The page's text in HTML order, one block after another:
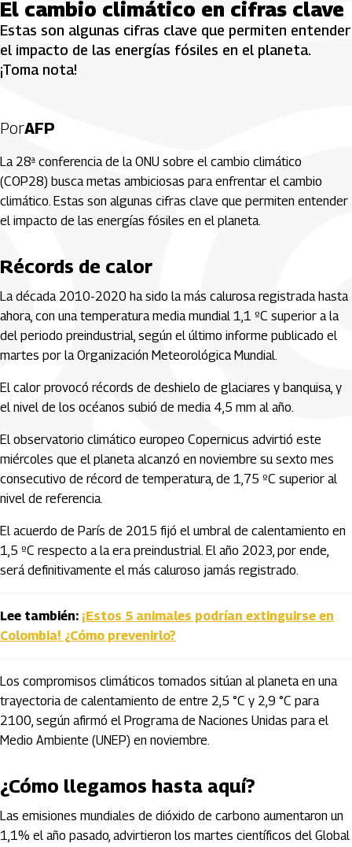
El cambio climático en cifras clave
Estas son algunas cifras clave que permiten entender
el impacto de las energías fósiles en el planeta.
¡Toma nota!
PorAFP
La 28ª conferencia de la ONU sobre el cambio climático
(COP28) busca metas ambiciosas para enfrentar el cambio
climático. Estas son algunas cifras clave que permiten entender
el impacto de las energías fósiles en el planeta.
Récords de calor
La década 2010-2020 ha sido la más calurosa registrada hasta
ahora, con una temperatura media mundial 1,1 ºC superior a la
del periodo preindustrial, según el último informe publicado el
martes por la Organización Meteorológica Mundial.
El calor provocó récords de deshielo de glaciares y banquisa, y
el nivel de los océanos subió de media 4,5 mm al año.
El observatorio climático europeo Copernicus advirtió este
miércoles que el planeta alcanzó en noviembre su sexto mes
consecutivo de récord de temperatura, de 1,75 ºC superior al
nivel de referencia.
El acuerdo de París de 2015 fijó el umbral de calentamiento en
1,5 ºC respecto a la era preindustrial. El año 2023, por ende,
será definitivamente el más caluroso jamás registrado.
Lee también: ¡Estos 5 animales podrían extinguirse en
Colombia! ¿Cómo prevenirlo?
Los compromisos climáticos tomados sitúan al planeta en una
trayectoria de calentamiento de entre 2,5 °C y 2,9 °C para
2100, según afirmó el Programa de Naciones Unidas para el
Medio Ambiente (UNEP) en noviembre.
¿Cómo llegamos hasta aquí?
Las emisiones mundiales de dióxido de carbono aumentaron un
1,1% el año pasado, advirtieron los martes científicos del Global